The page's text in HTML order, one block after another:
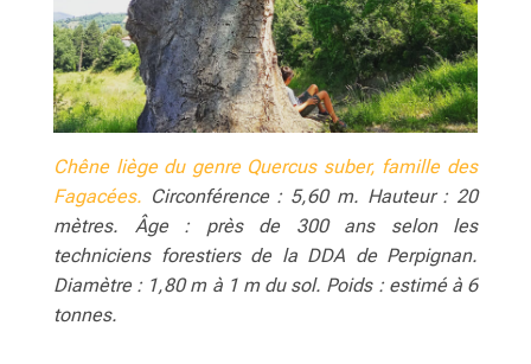
Chêne liège du genre Quercus suber, famille des
Fagacées. Circonférence : 5,60 m. Hauteur : 20
mètres. Âge : près de 300 ans selon les
techniciens forestiers de la DDA de Perpignan.
Diamètre : 1,80 m à 1 m du sol. Poids : estimé à 6
tonnes.